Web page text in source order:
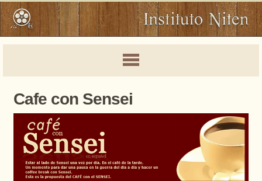
Cafe con Sensei